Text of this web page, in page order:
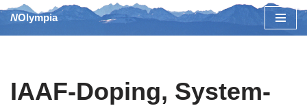
Zum
NOlympia
IAAF-Doping, System-